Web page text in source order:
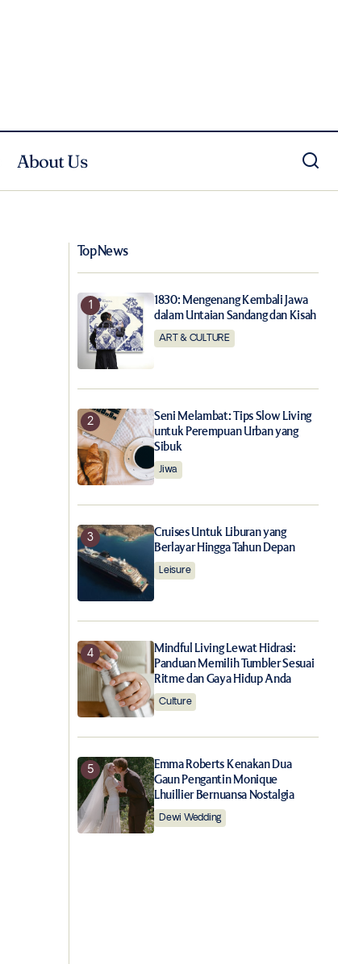
About Us
Top News
1830: Mengenang Kembali Jawa
dalam Untaian Sandang dan Kisah
ART & CULTURE
Seni Melambat: Tips Slow Living
untuk Perempuan Urban yang
Sibuk
Jiwa
Cruises Untuk Liburan yang
Berlayar Hingga Tahun Depan
Leisure
Mindful Living Lewat Hidrasi:
Panduan Memilih Tumbler Sesuai
Ritme dan Gaya Hidup Anda
Culture
Emma Roberts Kenakan Dua
Gaun Pengantin Monique
Lhuillier Bernuansa Nostalgia
Dewi Wedding